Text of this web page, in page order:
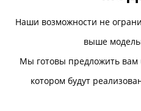
Наши возможности не
выше
Мы готовы предложить вам
котором будут